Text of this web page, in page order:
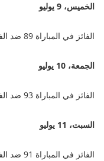
الخميس، 9 يوليو
الفائز في المباراة 89 ضد الفائز في المباراة 90 – ملعب بوستون
الجمعة، 10 يوليو
الفائز في المباراة 93 ضد الفائز في المباراة 94 – ملعب لوس أنجلوس
السبت، 11 يوليو
الفائز في المباراة 91 ضد الفائز في المباراة 92 – ملعب ميامي